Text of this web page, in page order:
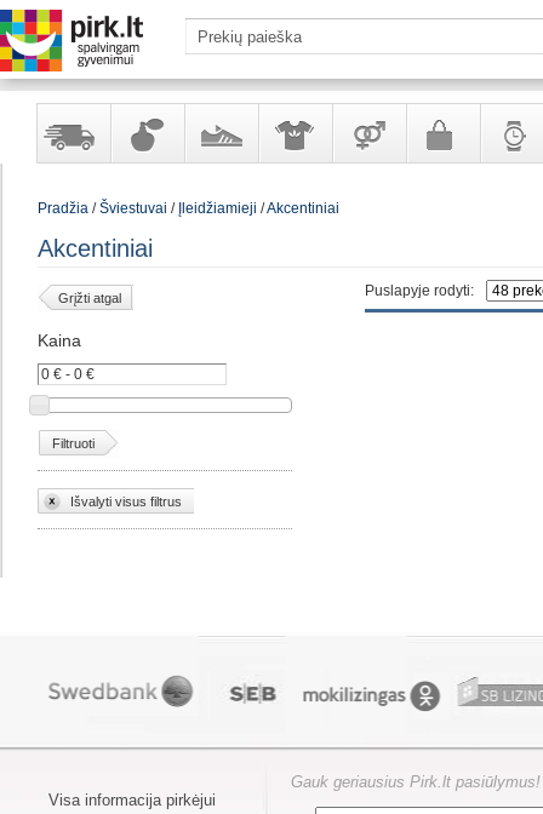
Yra
Kvepalai
kosmetika
Avalynė AprangaPrekės
Pradžia/Šviestuvai / Įleidžiamieji /Akcentiniai
Akcentiniai
Puslapyje rodyti:
Grįžti atgal
Kaina
Filtruoti
Išvalyti visus filtrus
Visa informacija pirkėjui
Gauk geriausius Pirk.lt pasiūlymus!